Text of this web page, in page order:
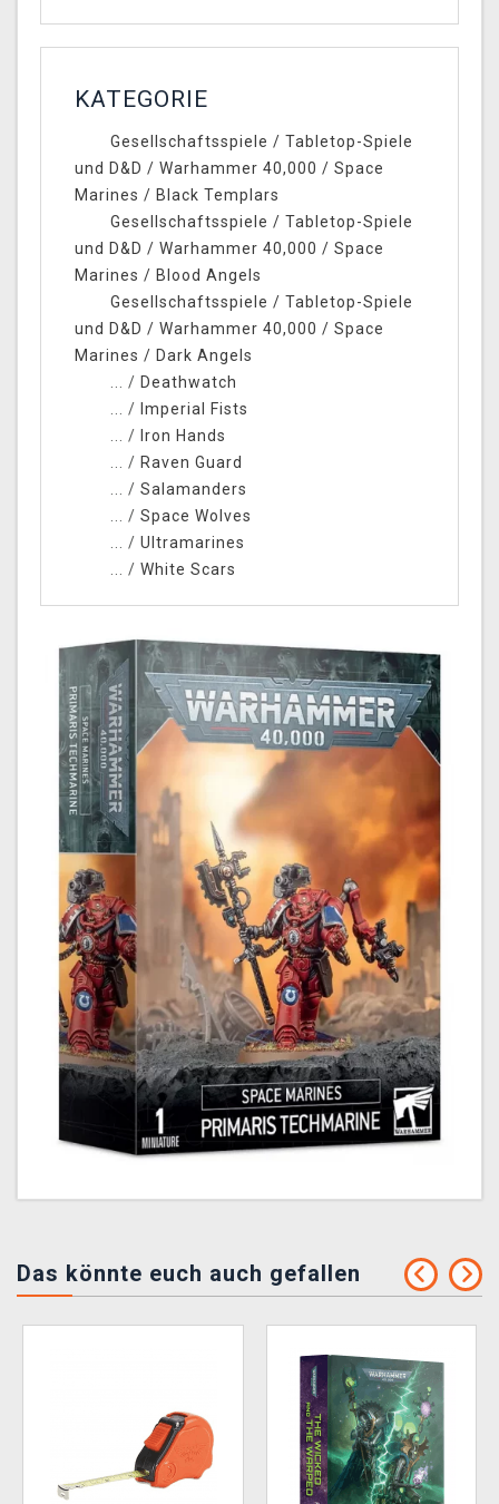
KATEGORIE
Gesellschaftsspiele / Tabletop-Spiele
und D&D / Warhammer 40,000 / Space
Marines / Black Templars
Gesellschaftsspiele / Tabletop-Spiele
und D&D / Warhammer 40,000 / Space
Marines / Blood Angels
Gesellschaftsspiele / Tabletop-Spiele
und D&D / Warhammer 40,000 / Space
Marines / Dark Angels
... / Deathwatch
... / Imperial Fists
... / Iron Hands
... / Raven Guard
... / Salamanders
... / Space Wolves
... / Ultramarines
... / White Scars
Das könnte euch auch gefallen